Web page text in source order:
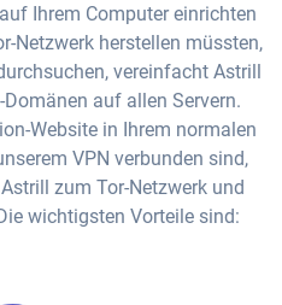
Ihrem Computer einrichten
Netzwerk herstellen müssten,
vereinfacht Astrill
auf allen Servern.
Website in Ihrem normalen
VPN verbunden sind,
zum Tor-Netzwerk und
wichtigsten Vorteile sind: